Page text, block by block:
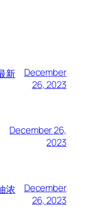
新
December
26, 2023
December 26,
2023
浓
December
26, 2023